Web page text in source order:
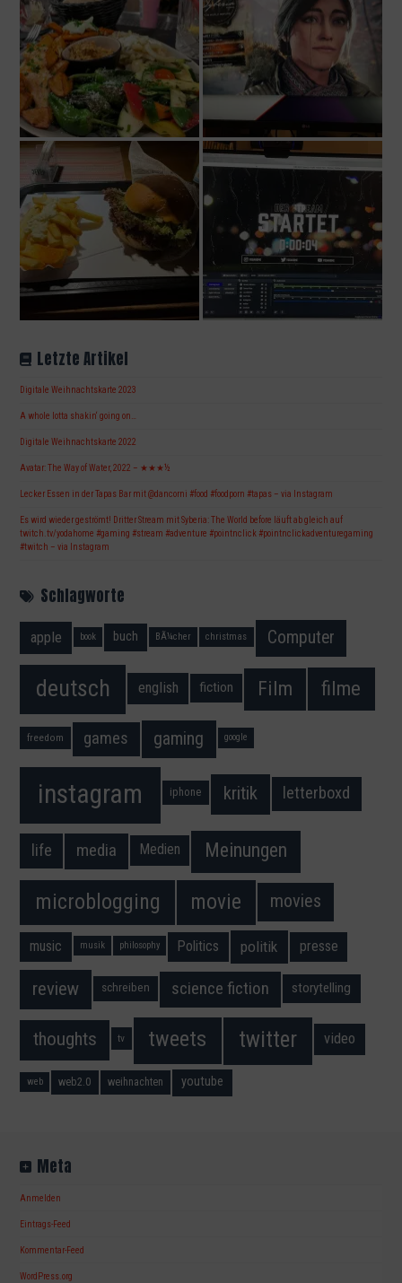
Letzte Artikel
Digitale Weihnachtskarte 2023
A whole lotta shakin‘ going on…
Digitale Weihnachtskarte 2022
Avatar: The Way of Water, 2022 – ★★★½
Lecker Essen in der Tapas Bar mit @dancorni #food #foodporn #tapas – via Instagram
Es wird wieder geströmt! Dritter Stream mit Syberia: The World before läuft ab gleich auf
twitch.tv/yodahome #gaming #stream #adventure #pointnclick #pointnclickadventuregaming
#twitch – via Instagram
Schlagworte
apple book buch BÃ¼cher christmas Computer
deutsch english fiction Film filme
freedom games gaming google
instagram iphone kritik letterboxd
life media Medien Meinungen
microblogging movie movies
music musik philosophy Politics politik presse
review schreiben science fiction storytelling
thoughts tv tweets twitter video
web web2.0 weihnachten youtube
Meta
Anmelden
Eintrags-Feed
Kommentar-Feed
WordPress.org